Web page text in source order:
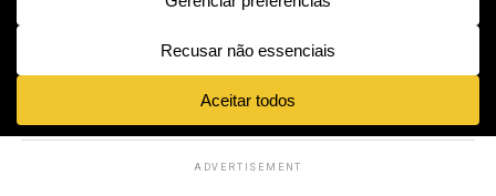
GROOVER X RAP GROWING
cheio de transições em “Imaginary Mass”
ADVERTISEMENT